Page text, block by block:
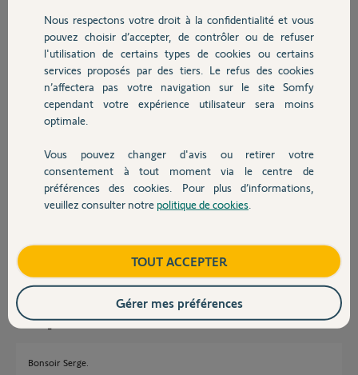
Chauffage
Autres produits
Devis avec un pro
Contact
roulant.Comment je peux faire pour réaliser mon installation?
Je joins deux photos
merci pour votre aide.
Cordialement
Merci,
Serge B.
Participer au fil de discussion
Réponses
Bonsoir Serge.
Nous respectons votre droit à la confidentialité et vous
pouvez choisir d’accepter, de contrôler ou de refuser
l'utilisation de certains types de cookies ou certains
services proposés par des tiers. Le refus des cookies
n’affectera pas votre navigation sur le site Somfy
cependant votre expérience utilisateur sera moins
optimale.
Vous pouvez changer d'avis ou retirer votre
consentement à tout moment via le centre de
préférences des cookies. Pour plus d’informations,
veuillez consulter notre politique de cookies
TOUT ACCEPTER
Gérer mes préférences